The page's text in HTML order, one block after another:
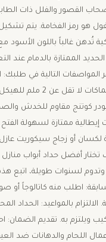
القصور والفلل ذات
هو رمز الفخامة. يتم تشكيل
تُدهن غالباً باللون الأسود
الممتازة بالدمام ​عند
المواصفات التالية في طلبك:
الحديد حديد وطني نقي
كوتنج مقاوم للخدش
ممتازة لسهولة الفتح
أو زجاج سيكوريت عازل
أفضل حداد أبواب منازل
لسنوات طويلة، اتبع
اطلب منه كاتالوجاً أو
​الالتزام بالمواعيد: الحداد
ويلتزم به. ​تقديم الضمان:
اللحام والدهانات ضد